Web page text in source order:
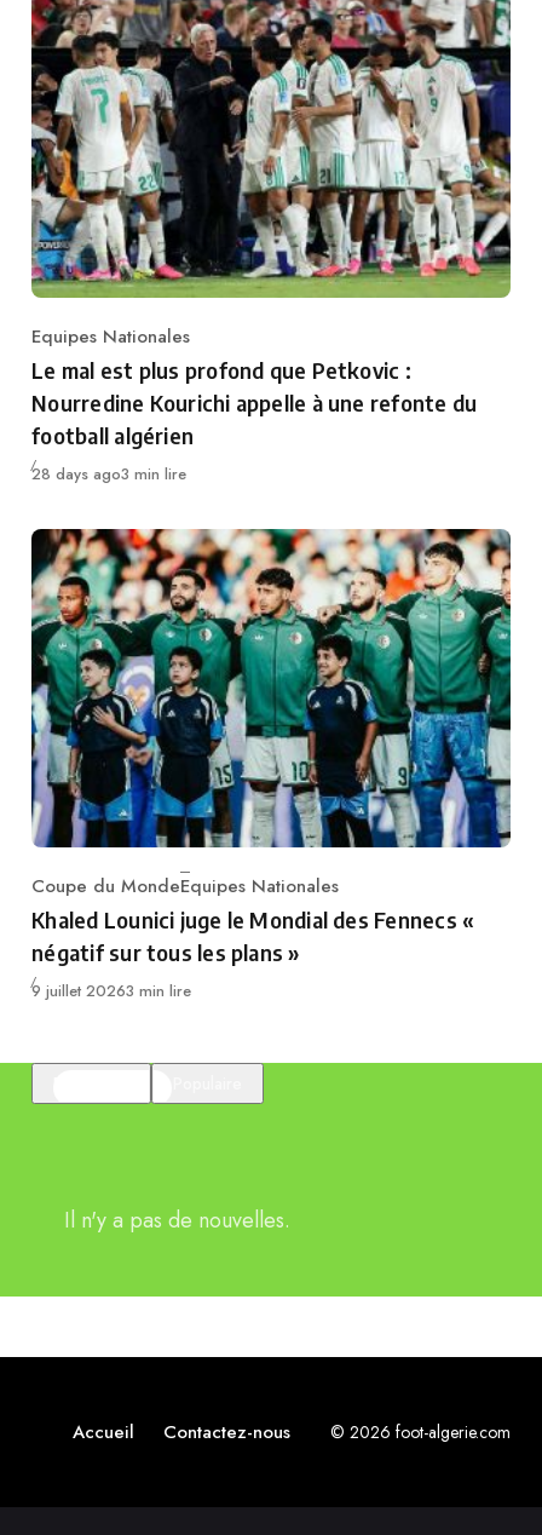
Category
Equipes Nationales
Le mal est plus profond que Petkovic :
Nourredine Kourichi appelle à une refonte du
football algérien
Publié
28 days ago3 min lire
Category
Coupe du MondeEquipes Nationales
Khaled Lounici juge le Mondial des Fennecs «
négatif sur tous les plans »
Publié
9 juillet 20263 min lire
Il n'y a pas de nouvelles.
Accueil Contactez-nous © 2026 foot-algerie.com